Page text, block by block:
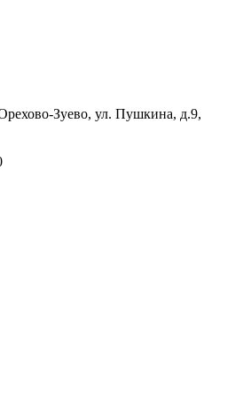
Зуево, ул. Пушкина, д.9,